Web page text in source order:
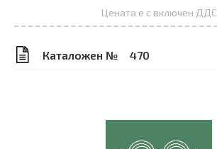
Цената е с включен ДДС
Каталожен № 470